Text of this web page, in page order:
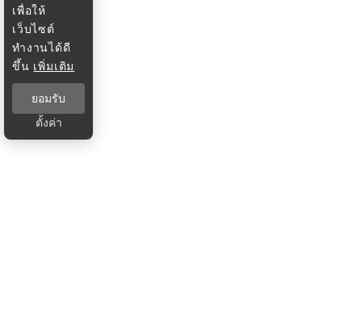
เพื่อให้
เว็บไซต์
ทำงานได้ดี
ขึ้น เพิ่มเติม
ยอมรับ
ตั้งค่า